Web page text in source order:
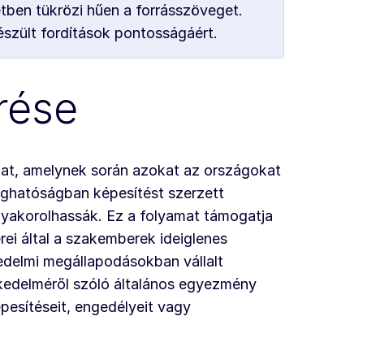
tükrözi hűen a forrásszöveget.
fordítások pontosságáért.
amelynek során azokat az országokat
képesítést szerzett
Ez a folyamat támogatja
által a szakemberek ideiglenes
megállapodásokban vállalt
szóló általános egyezmény
engedélyeit vagy